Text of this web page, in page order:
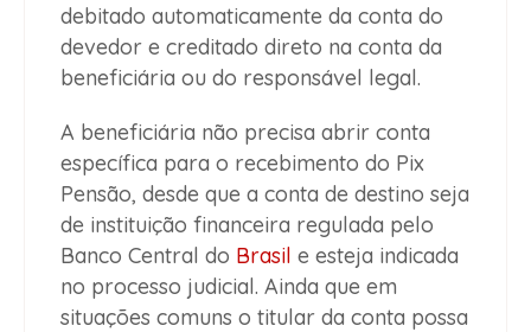
debitado automaticamente da conta do
devedor e creditado direto na conta da
beneficiária ou do responsável legal.
A beneficiária não precisa abrir conta
específica para o recebimento do Pix
Pensão, desde que a conta de destino seja
de instituição financeira regulada pelo
Banco Central do Brasil e esteja indicada
no processo judicial. Ainda que em
situações comuns o titular da conta possa